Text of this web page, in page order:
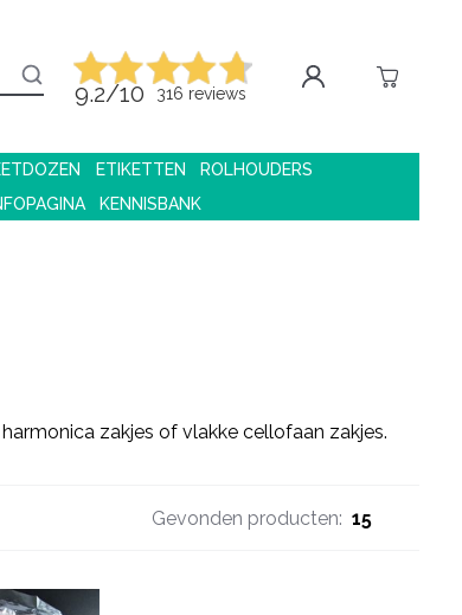
9.2/10 316 reviews
ETIKETTEN
ROLHOUDERS
KENNISBANK
zakjes of vlakke cellofaan zakjes.
Gevonden producten: 15